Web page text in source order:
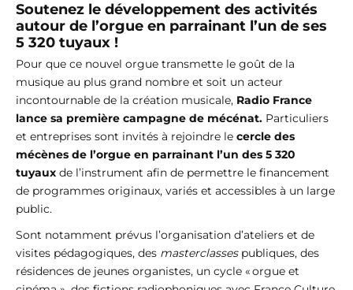
Soutenez le développement des activités
autour de l’orgue en parrainant l’un de ses
5 320 tuyaux !
Pour que ce nouvel orgue transmette le goût de la
musique au plus grand nombre et soit un acteur
incontournable de la création musicale, Radio France
lance sa première campagne de mécénat. Particuliers
et entreprises sont invités à rejoindre le cercle des
mécènes de l’orgue en parrainant l’un des 5 320
tuyaux de l’instrument afin de permettre le financement
de programmes originaux, variés et accessibles à un large
public.
Sont notamment prévus l’organisation d’ateliers et de
visites pédagogiques, des masterclassespubliques, des
résidences de jeunes organistes, un cycle « orgue et